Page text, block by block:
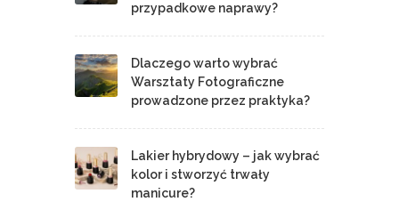
przypadkowe naprawy?
Dlaczego warto wybrać
Warsztaty Fotograficzne
prowadzone przez praktyka?
Lakier hybrydowy – jak wybrać
kolor i stworzyć trwały
manicure?